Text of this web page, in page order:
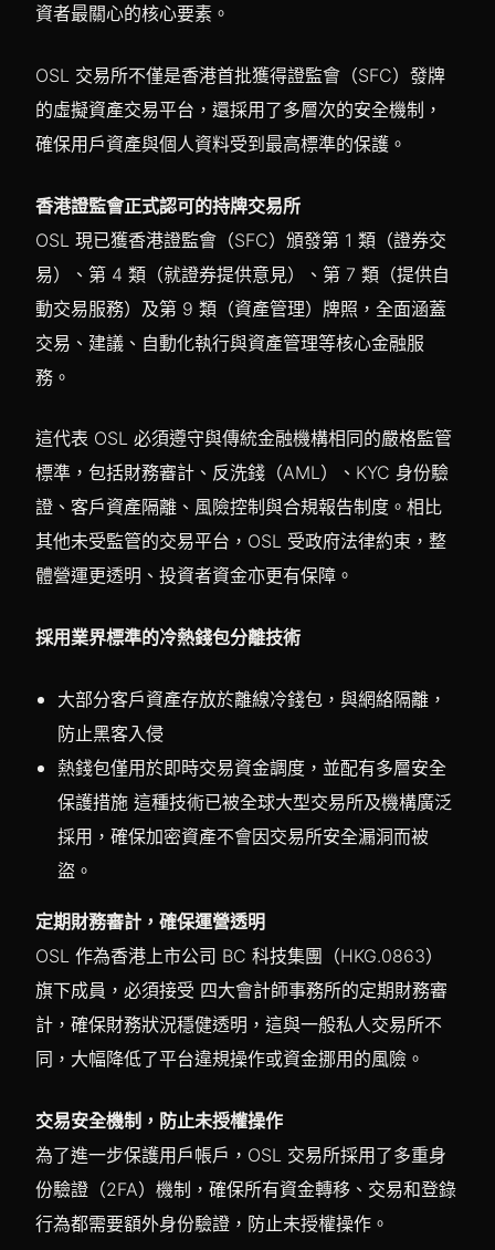
資者最關心的核心要素。
OSL 交易所不僅是香港首批獲得證監會（SFC）發牌
的虛擬資產交易平台，還採用了多層次的安全機制，
確保用戶資產與個人資料受到最高標準的保護。
香港證監會正式認可的持牌交易所
OSL 現已獲香港證監會（SFC）頒發第 1 類（證券交
易）、第 4 類（就證券提供意見）、第 7 類（提供自
動交易服務）及第 9 類（資產管理）牌照，全面涵蓋
交易、建議、自動化執行與資產管理等核心金融服
務。
這代表 OSL 必須遵守與傳統金融機構相同的嚴格監管
標準，包括財務審計、反洗錢（AML）、KYC 身份驗
證、客戶資產隔離、風險控制與合規報告制度。相比
其他未受監管的交易平台，OSL 受政府法律約束，整
體營運更透明、投資者資金亦更有保障。
採用業界標準的冷熱錢包分離技術
大部分客戶資產存放於離線冷錢包，與網絡隔離，
防止黑客入侵
熱錢包僅用於即時交易資金調度，並配有多層安全
保護措施 這種技術已被全球大型交易所及機構廣泛
採用，確保加密資產不會因交易所安全漏洞而被
盜。
定期財務審計，確保運營透明
OSL 作為香港上市公司 BC 科技集團（HKG.0863）
旗下成員，必須接受 四大會計師事務所的定期財務審
計，確保財務狀況穩健透明，這與一般私人交易所不
同，大幅降低了平台違規操作或資金挪用的風險。
交易安全機制，防止未授權操作
為了進一步保護用戶帳戶，OSL 交易所採用了多重身
份驗證（2FA）機制，確保所有資金轉移、交易和登錄
行為都需要額外身份驗證，防止未授權操作。